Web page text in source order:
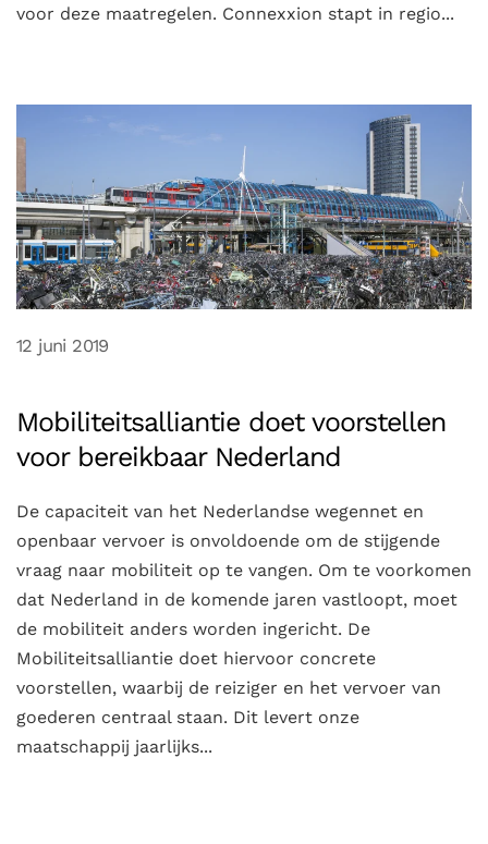
voor deze maatregelen. Connexxion stapt in regio...
12 juni 2019
Mobiliteitsalliantie doet voorstellen
voor bereikbaar Nederland
De capaciteit van het Nederlandse wegennet en
openbaar vervoer is onvoldoende om de stijgende
vraag naar mobiliteit op te vangen. Om te voorkomen
dat Nederland in de komende jaren vastloopt, moet
de mobiliteit anders worden ingericht. De
Mobiliteitsalliantie doet hiervoor concrete
voorstellen, waarbij de reiziger en het vervoer van
goederen centraal staan. Dit levert onze
maatschappij jaarlijks...